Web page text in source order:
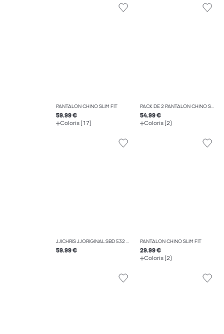
PANTALON CHINO SLIM FIT
59.99 €
Coloris (17)
PACK DE 2 PANTALON CHINO SLIM FIT
54.99 €
Coloris (2)
JJICHRIS JJORIGINAL SBD 532 NOOS JEAN COUPE DÉCONTRACTÉE
59.99 €
PANTALON CHINO SLIM FIT
29.99 €
Coloris (2)